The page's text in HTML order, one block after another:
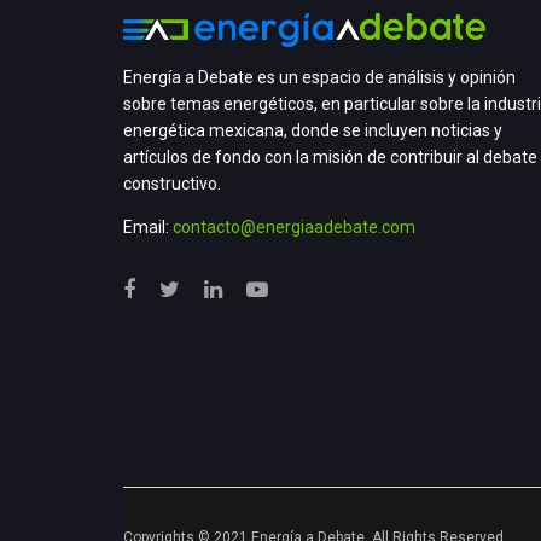
Energía a Debate es un espacio de análisis y opinión
sobre temas energéticos, en particular sobre la
energética mexicana, donde se incluyen noticias y
artículos de fondo con la misión de contribuir al debate
constructivo.
Email: contacto@energiaadebate.com
Copyrights © 2021 Energía a Debate. All Rights Reserved.